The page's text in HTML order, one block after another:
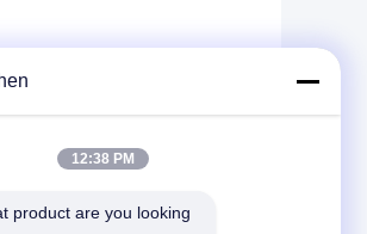
পৃষ্ঠের উল্লম্বতা এবং সমতলতা
এবং ফলন হার ≥ 99%।
সাথে প্রক্রিয়া করা যেতে পারে, যা
12:38 PM
product are you looking